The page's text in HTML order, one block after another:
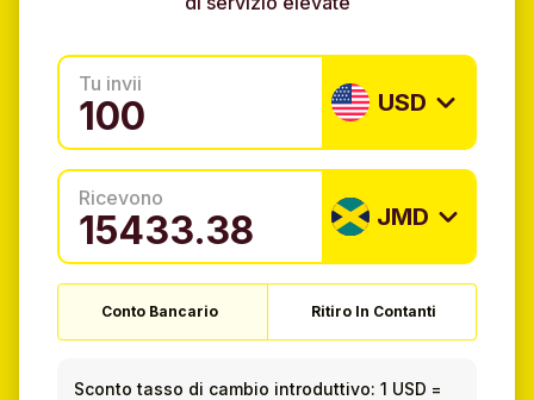
Tu invii
USD
Ricevono
JMD
Conto Bancario Ritiro In Contanti
Sconto tasso di cambio introduttivo: 1 USD =